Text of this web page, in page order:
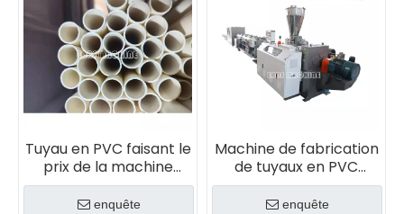
Tuyau en PVC faisant le
prix de la machine
d'extrusion
enquête
Machine de fabrication
de tuyaux en PVC
double sortie de 16 à 65
mm
enquête